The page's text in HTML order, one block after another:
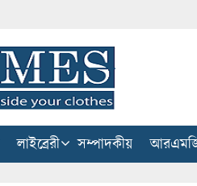
লাইব্রেরী সম্পাদকীয়